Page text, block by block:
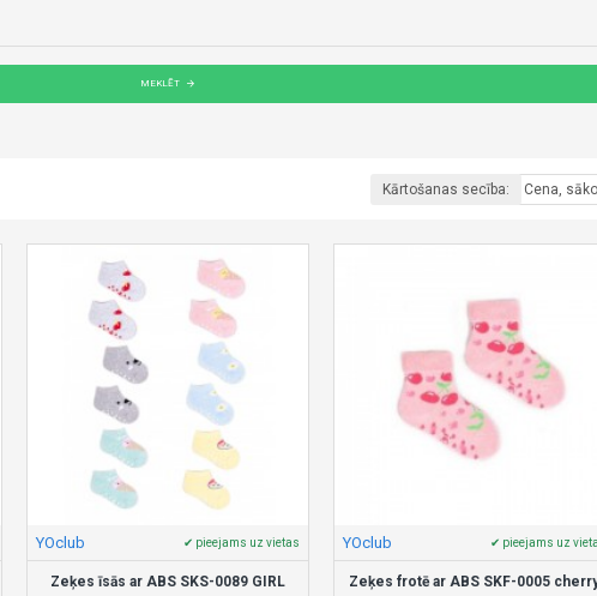
MEKLĒT
Kārtošanas secība:
YOclub ✔ pieejams uz vietas
Zeķes īsās ar ABS SKS-0089 GIRL
YOclub ✔ pieejams uz
Zeķes frotē ar ABS SKF-0005